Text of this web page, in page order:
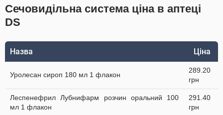
Сечовидільна система ціна в аптеці
DS
Назва Ціна
Уролесан сироп 180 мл 1 флакон
289.20
грн
Леспенефрил Лубнифарм розчин оральний 100
мл 1 флакон
291.40
грн